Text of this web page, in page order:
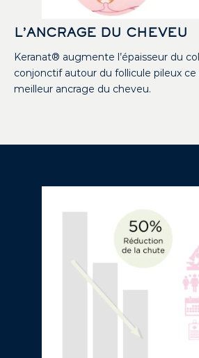
L’ANCRAGE DU CHEVEU
Keranat® augmente l’épaisseur du
conjonctif autour du follicule pileux
meilleur ancrage du cheveu.